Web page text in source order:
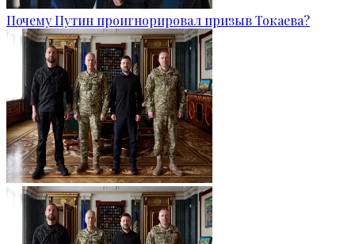
Почему Путин проигнорировал призыв Токаева?